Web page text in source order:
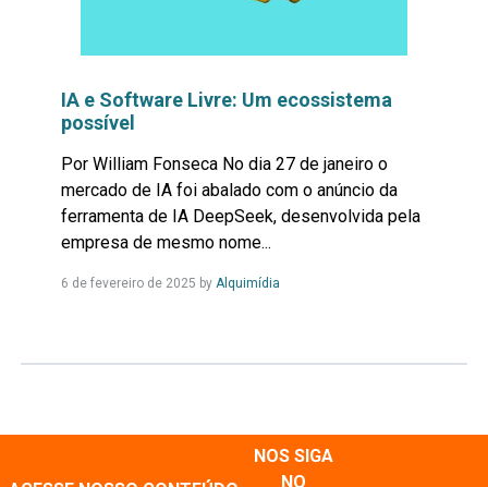
IA e Software Livre: Um ecossistema
possível
Por William Fonseca No dia 27 de janeiro o
mercado de IA foi abalado com o anúncio da
ferramenta de IA DeepSeek, desenvolvida pela
empresa de mesmo nome...
6 de fevereiro de 2025 by AlquimídiaLeia
NOS SIGA
NO